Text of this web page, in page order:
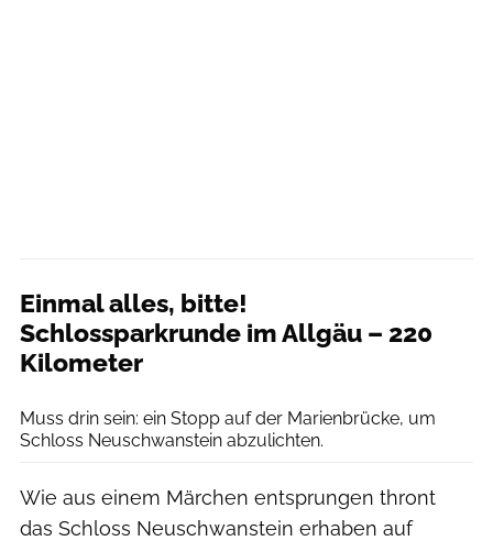
Einmal alles, bitte!
Schlossparkrunde im Allgäu – 220
Kilometer
Muss drin sein: ein Stopp auf der Marienbrücke, um
Schloss Neuschwanstein abzulichten.
Wie aus einem Märchen entsprungen thront
das Schloss Neuschwanstein erhaben auf